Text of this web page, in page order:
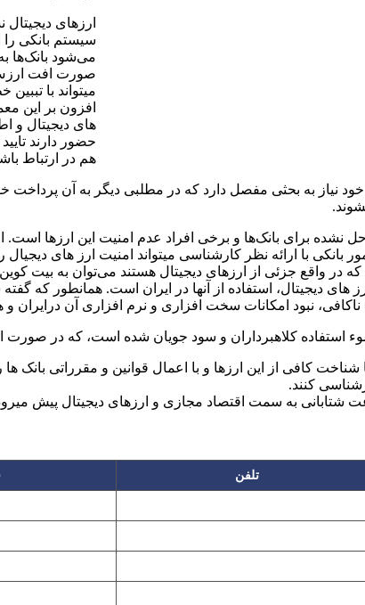
ارز‌های
سیستم بانکی را
می‌شود بانک‌ها
صورت افت ارزش
میتواند با
افزون بر این
های دیجیتال و
حضور دارند
هم در ارتباط
نیاز به بحثی مفصل دارد که در مطلبی دیگر به آن پرداخت
نشده برای بانک‌ها و برخی افراد عدم امنیت این ارزها
با ارائه نظر کارشناسی میتواند امنیت ارز های دیجیال
که در واقع جزئی از ارزهای دیجیتال هستند می‌توان به بیت
دیجیتال، استفاده از آنها در ایران است. همانطور که
ناکافی، نبود امکانات سخت افزاری و نرم افزاری آن
کلاهبرداران و سود جویان شده است، که در صورت
شناخت کافی از این ارزها و با اعمال قوانین و مقرراتی
کنند.
شتابانی به سمت اقتصاد مجازی و ارز­های دیجیتال پیش میرود
تلفن